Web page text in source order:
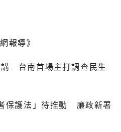
報導》
台南首場主打調查民生
保護法」待推動 廉政新署